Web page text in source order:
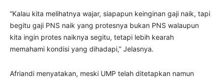
“Kalau kita melihatnya wajar, siapapun keinginan gaji naik, tapi
begitu gaji PNS naik yang protesnya bukan PNS walaupun
kita ingin protes naiknya segitu, tetapi lebih kearah
memahami kondisi yang dihadapi,” Jelasnya.
Afriandi menyatakan, meski UMP telah ditetapkan namun